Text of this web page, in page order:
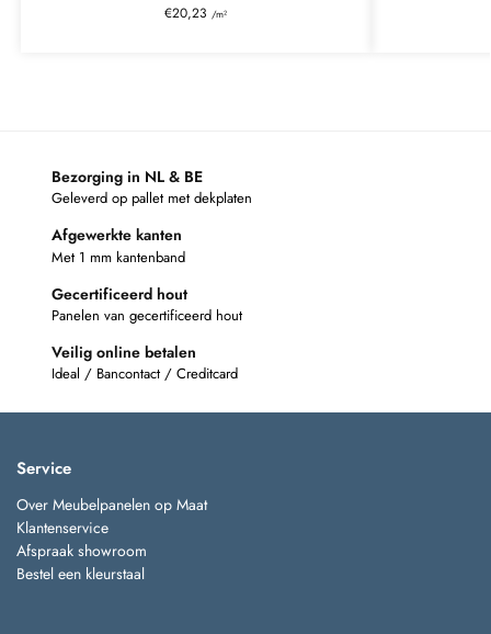
€20,23 /m²
Bezorging in NL & BE
Geleverd op pallet met dekplaten
Afgewerkte kanten
Met 1 mm kantenband
Gecertificeerd hout
Panelen van gecertificeerd hout
Veilig online betalen
Ideal / Bancontact / Creditcard
Service
Over Meubelpanelen op Maat
Klantenservice
Afspraak showroom
Bestel een kleurstaal